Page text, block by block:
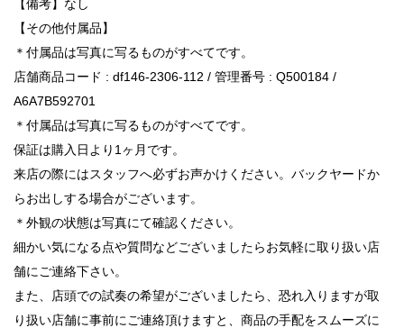
【備考】なし
【その他付属品】
＊付属品は写真に写るものがすべてです。
店舗商品コード : df146-2306-112 / 管理番号 : Q500184 /
A6A7B592701
＊付属品は写真に写るものがすべてです。
保証は購入日より1ヶ月です。
来店の際にはスタッフへ必ずお声かけください。バックヤードか
らお出しする場合がございます。
＊外観の状態は写真にて確認ください。
細かい気になる点や質問などございましたらお気軽に取り扱い店
舗にご連絡下さい。
また、店頭での試奏の希望がございましたら、恐れ入りますが取
り扱い店舗に事前にご連絡頂けますと、商品の手配をスムーズに